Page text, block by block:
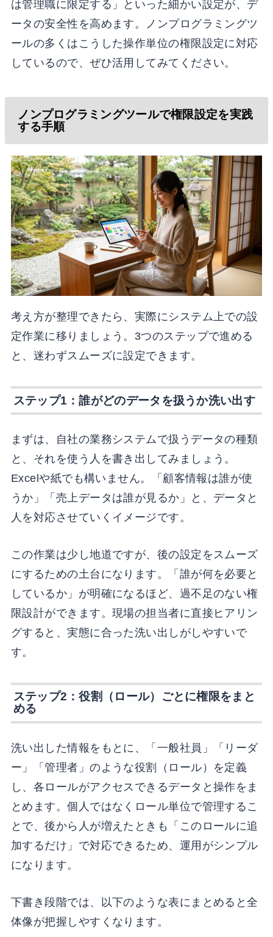
は管理職に限定する」といった細かい設定が、デ
ータの安全性を高めます。ノンプログラミングツ
ールの多くはこうした操作単位の権限設定に対応
しているので、ぜひ活用してみてください。
ノンプログラミングツールで権限設定を実践
する手順
考え方が整理できたら、実際にシステム上での設
定作業に移りましょう。3つのステップで進める
と、迷わずスムーズに設定できます。
ステップ1：誰がどのデータを扱うか洗い出す
まずは、自社の業務システムで扱うデータの種類
と、それを使う人を書き出してみましょう。
Excelや紙でも構いません。「顧客情報は誰が使
うか」「売上データは誰が見るか」と、データと
人を対応させていくイメージです。
この作業は少し地道ですが、後の設定をスムーズ
にするための土台になります。「誰が何を必要と
しているか」が明確になるほど、過不足のない権
限設計ができます。現場の担当者に直接ヒアリン
グすると、実態に合った洗い出しがしやすいで
す。
ステップ2：役割（ロール）ごとに権限をまと
める
洗い出した情報をもとに、「一般社員」「リーダ
ー」「管理者」のような役割（ロール）を定義
し、各ロールがアクセスできるデータと操作をま
とめます。個人ではなくロール単位で管理するこ
とで、後から人が増えたときも「このロールに追
加するだけ」で対応できるため、運用がシンプル
になります。
下書き段階では、以下のような表にまとめると全
体像が把握しやすくなります。